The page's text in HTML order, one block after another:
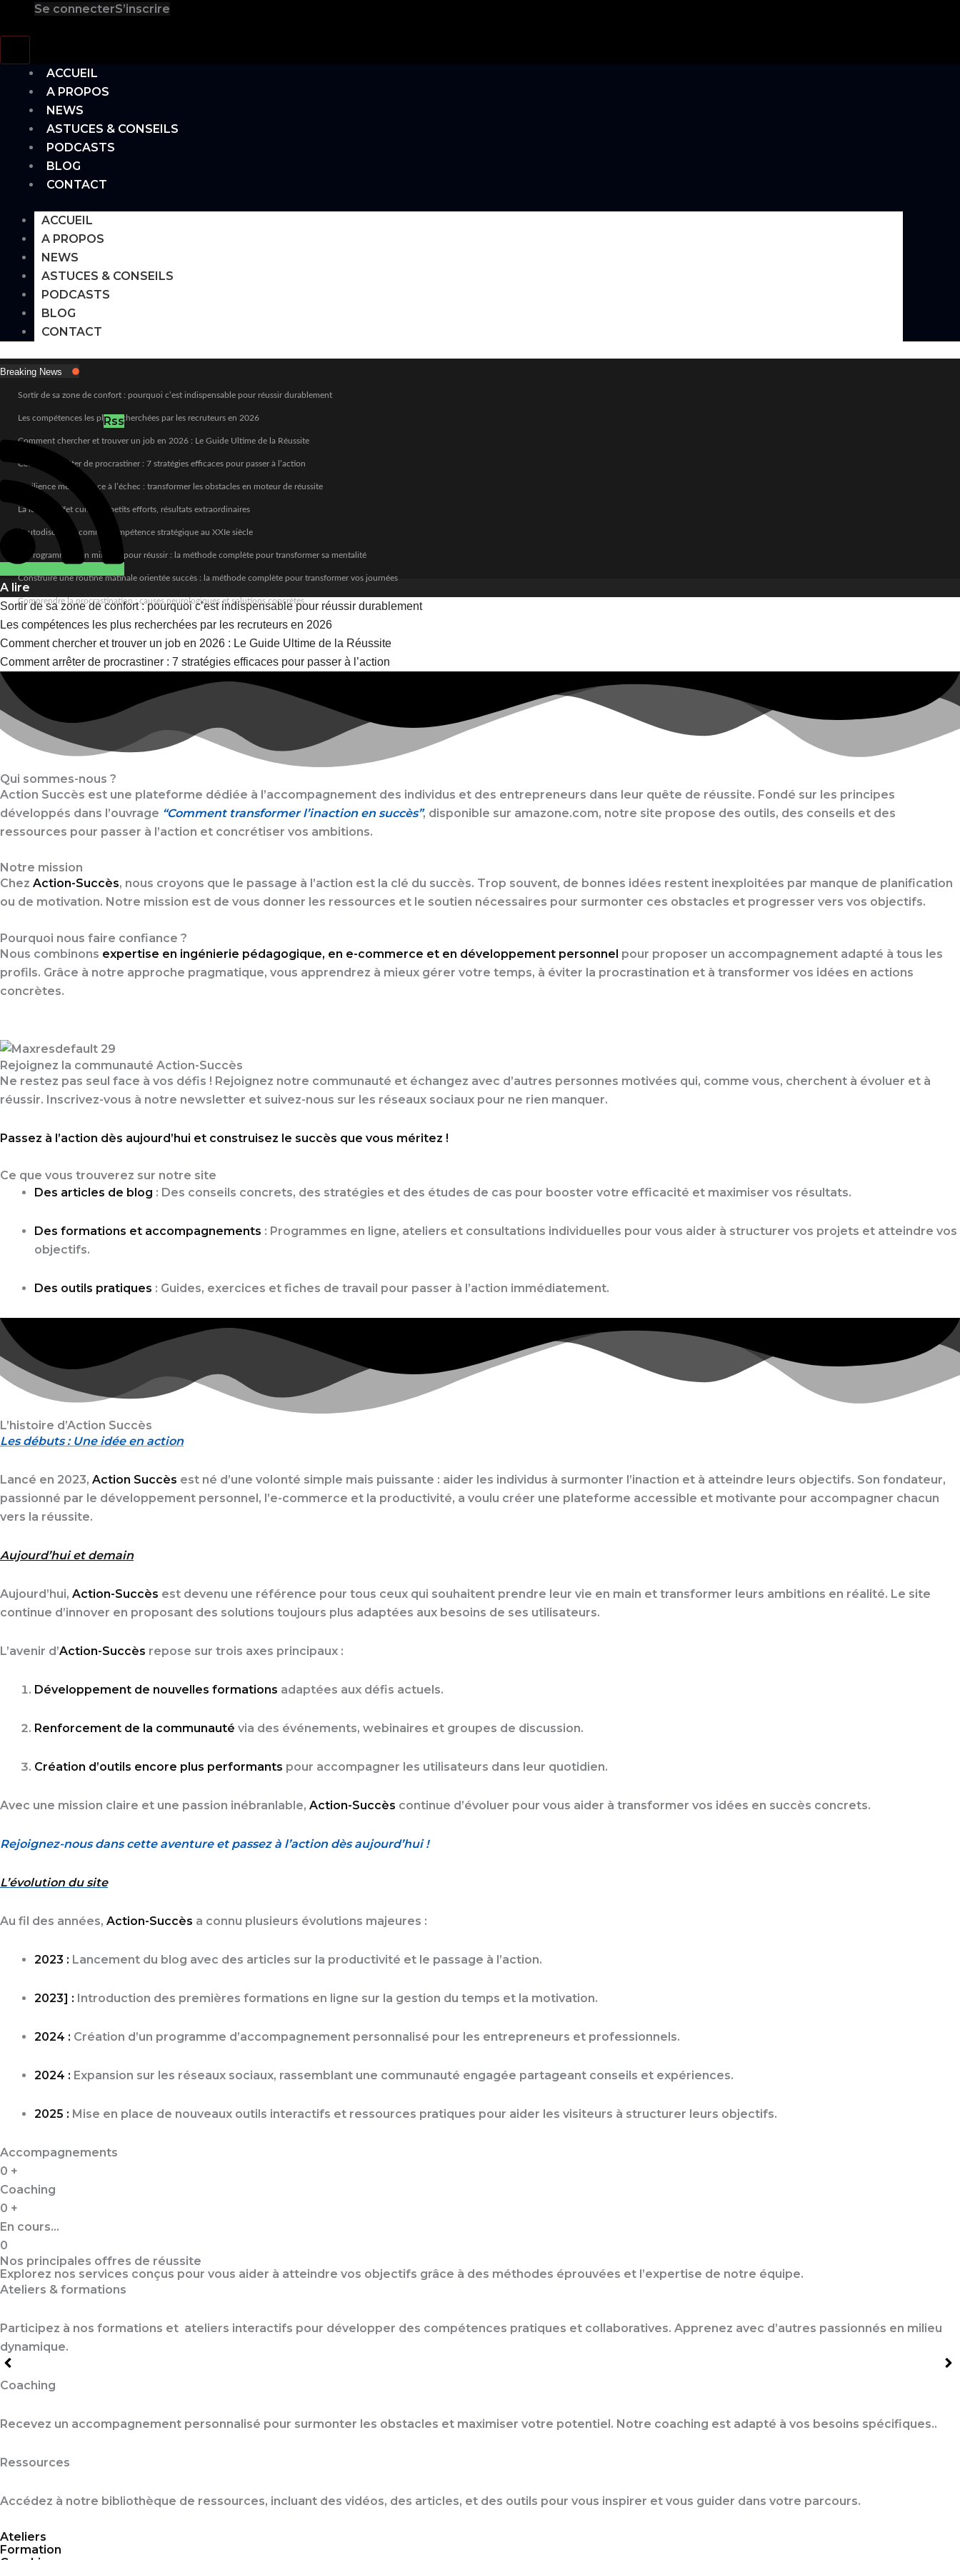
Se connecterS’inscrire
ACCUEIL
A PROPOS
NEWS
ASTUCES & CONSEILS
PODCASTS
BLOG
CONTACT
ACCUEIL
A PROPOS
NEWS
ASTUCES & CONSEILS
PODCASTS
BLOG
CONTACT
Breaking News
Sortir de sa zone de confort : pourquoi c’est indispensable pour réussir durablement
Les compétences les plus recherchées par les recruteurs en 2026
Comment chercher et trouver un job en 2026 : Le Guide Ultime de la Réussite
Comment arrêter de procrastiner : 7 stratégies efficaces pour passer à l’action
Résilience mentale face à l’échec : transformer les obstacles en moteur de réussite
La loi de l’effet cumulé : petits efforts, résultats extraordinaires
L’autodiscipline comme compétence stratégique au XXIe siècle
Reprogrammer son mindset pour réussir : la méthode complète pour transformer sa mentalité
Construire une routine matinale orientée succès : la méthode complète pour transformer vos journées
Comprendre la procrastination : causes neurologiques et solutions concrètes
Rss
A lire
Sortir de sa zone de confort : pourquoi c’est indispensable pour réussir durablement
Les compétences les plus recherchées par les recruteurs en 2026
Comment chercher et trouver un job en 2026 : Le Guide Ultime de la Réussite
Comment arrêter de procrastiner : 7 stratégies efficaces pour passer à l’action
Qui sommes-nous ?
Action Succès est une plateforme dédiée à l’accompagnement des individus et des entrepreneurs dans leur quête de réussite. Fondé sur les principes
développés dans l’ouvrage “Comment transformer l’inaction en succès”, disponible sur amazone.com, notre site propose des outils, des conseils et des
ressources pour passer à l’action et concrétiser vos ambitions.
Notre mission
Chez Action-Succès, nous croyons que le passage à l’action est la clé du succès. Trop souvent, de bonnes idées restent inexploitées par manque de planification
ou de motivation. Notre mission est de vous donner les ressources et le soutien nécessaires pour surmonter ces obstacles et progresser vers vos objectifs.
Pourquoi nous faire confiance ?
Nous combinons expertise en ingénierie pédagogique, en e-commerce et en développement personnel pour proposer un accompagnement adapté à tous les
profils. Grâce à notre approche pragmatique, vous apprendrez à mieux gérer votre temps, à éviter la procrastination et à transformer vos idées en actions
concrètes.
Rejoignez la communauté Action-Succès
Ne restez pas seul face à vos défis ! Rejoignez notre communauté et échangez avec d’autres personnes motivées qui, comme vous, cherchent à évoluer et à
réussir. Inscrivez-vous à notre newsletter et suivez-nous sur les réseaux sociaux pour ne rien manquer.
Passez à l’action dès aujourd’hui et construisez le succès que vous méritez !
Ce que vous trouverez sur notre site
Des articles de blog : Des conseils concrets, des stratégies et des études de cas pour booster votre efficacité et maximiser vos résultats.
Des formations et accompagnements : Programmes en ligne, ateliers et consultations individuelles pour vous aider à structurer vos projets et atteindre vos
objectifs.
Des outils pratiques : Guides, exercices et fiches de travail pour passer à l’action immédiatement.
L’histoire d’Action Succès
Les débuts : Une idée en action
Lancé en 2023, Action Succès est né d’une volonté simple mais puissante : aider les individus à surmonter l’inaction et à atteindre leurs objectifs. Son fondateur,
passionné par le développement personnel, l’e-commerce et la productivité, a voulu créer une plateforme accessible et motivante pour accompagner chacun
vers la réussite.
Aujourd’hui et demain
Aujourd’hui, Action-Succès est devenu une référence pour tous ceux qui souhaitent prendre leur vie en main et transformer leurs ambitions en réalité. Le site
continue d’innover en proposant des solutions toujours plus adaptées aux besoins de ses utilisateurs.
L’avenir d’Action-Succès repose sur trois axes principaux :
Développement de nouvelles formations adaptées aux défis actuels.
Renforcement de la communauté via des événements, webinaires et groupes de discussion.
Création d’outils encore plus performants pour accompagner les utilisateurs dans leur quotidien.
Avec une mission claire et une passion inébranlable, Action-Succès continue d’évoluer pour vous aider à transformer vos idées en succès concrets.
Rejoignez-nous dans cette aventure et passez à l’action dès aujourd’hui !
L’évolution du site
Au fil des années, Action-Succès a connu plusieurs évolutions majeures :
2023 : Lancement du blog avec des articles sur la productivité et le passage à l’action.
2023] : Introduction des premières formations en ligne sur la gestion du temps et la motivation.
2024 : Création d’un programme d’accompagnement personnalisé pour les entrepreneurs et professionnels.
2024 : Expansion sur les réseaux sociaux, rassemblant une communauté engagée partageant conseils et expériences.
2025 : Mise en place de nouveaux outils interactifs et ressources pratiques pour aider les visiteurs à structurer leurs objectifs.
Accompagnements
0 +
Coaching
0 +
En cours...
0
Nos principales offres de réussite
Explorez nos services conçus pour vous aider à atteindre vos objectifs grâce à des méthodes éprouvées et l’expertise de notre équipe.
Ateliers & formations
Participez à nos formations et ateliers interactifs pour développer des compétences pratiques et collaboratives. Apprenez avec d’autres passionnés en milieu
dynamique.
Coaching
Recevez un accompagnement personnalisé pour surmonter les obstacles et maximiser votre potentiel. Notre coaching est adapté à vos besoins spécifiques..
Ressources
Accédez à notre bibliothèque de ressources, incluant des vidéos, des articles, et des outils pour vous inspirer et vous guider dans votre parcours.
Ateliers
Formation